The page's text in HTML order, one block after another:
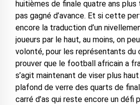
huitièmes de finale quatre ans plus
pas gagné d’avance. Et si cette
encore la traduction d’un
joueurs par le haut, au moins, on
volonté, pour les représentants du
prouver que le football africain a
s’agit maintenant de viser plus
plafond de verre des quarts de
carré d’as qui reste encore un défi